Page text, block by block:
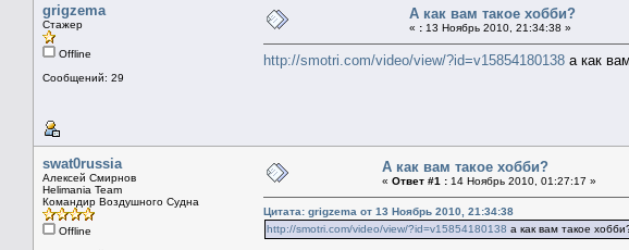
grigzema
Стажер
Offline
Сообщений: 29
А как вам такое хобби?
« : 13 Ноябрь 2010, 21:34:38 »
http://smotri.com/video/view/?id=v15854180138 а как
swat0russia
Алексей Смирнов
Helimania Team
Командир Воздушного Судна
Offline
А как вам такое хобби?
« Ответ #1 : 14 Ноябрь 2010, 01:27:17 »
Цитата: grigzema от 13 Ноябрь 2010, 21:34:38
http://smotri.com/video/view/?id=v15854180138 а как вам такое